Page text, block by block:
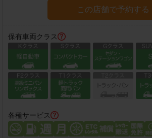
この店舗で予約する
保有車両クラス
各種サービス